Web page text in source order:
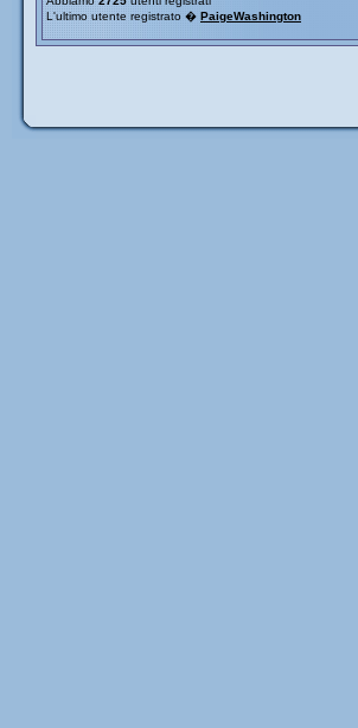
L'ultimo utente registrato � PaigeWashington